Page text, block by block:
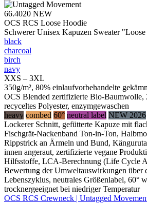
66.4020 NEW
OCS RCS Loose Hoodie
Schwerer Unisex Kapuzen Sweater
black
charcoal
birch
navy
XXS – 3XL
350g/m², 80% einlaufvorbehandelte
OCS Blended zertifizierte Bio-Baumwolle,
recyceltes Polyester, enzymgewaschen
heavy combed 60° neutral label NEW 2026
Lockerer Schnitt, gefütterte Kapuze mit
Fischgrät-Nackenband Ton-in-Ton,
Rippstrick an Ärmeln und Bund,
innen angeraut, zertifizierte vegane
Hilfsstoffe, LCA-Berechnung (Life Cycle
Bewertung der Umweltauswirkungen über
Lebenszyklus, neutrales Größenlabel, 60°
trocknergeeignet bei niedriger Temperatur
OCS RCS Crewneck | Untagged